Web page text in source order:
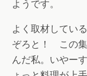
ようです。
よく取材してい
ぞろと！ この集
んだ私。いやー